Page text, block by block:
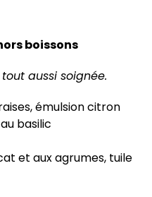
boissons
aussi soignée.
émulsion citron
basilic
et aux agrumes, tuile